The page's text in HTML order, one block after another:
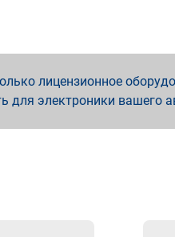
лицензионное
для электроники вашего